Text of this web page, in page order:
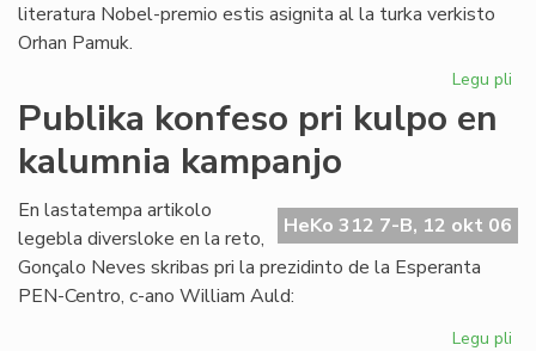
literatura Nobel-premio estis asignita al la turka verkisto
Orhan Pamuk.
Legu pli
la
Publika konfeso pri kulpo en
kalumnia kampanjo
HeKo 312 7-B, 12 okt 06
En lastatempa artikolo
legebla diversloke en la reto,
Gonçalo Neves skribas pri la prezidinto de la Esperanta
PEN-Centro, c-ano William Auld:
Legu pli